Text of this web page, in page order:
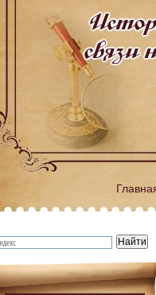
связи